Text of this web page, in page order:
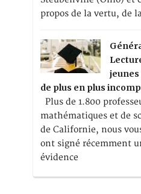
propos de la vertu, de
jeunes
de plus en plus
Plus de 1.800
mathématiques et de
de Californie, nous
ont signé récemment
évidence